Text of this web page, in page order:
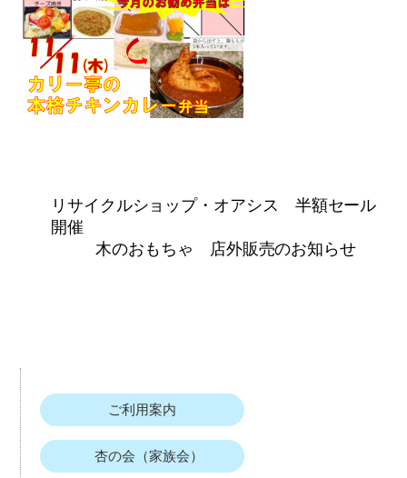
リサイクルショップ・オアシス 半額セール
開催
木のおもちゃ 店外販売のお知らせ
ご利用案内
杏の会（家族会）